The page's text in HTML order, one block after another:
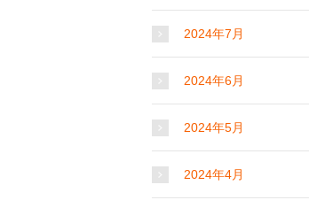
2024年7月
2024年6月
2024年5月
2024年4月